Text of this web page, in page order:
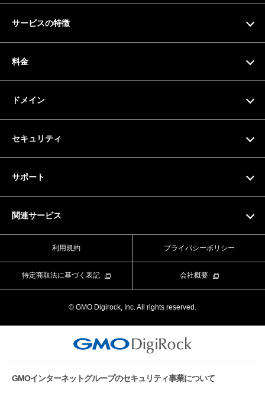
サービスの特徴
サーバー仕様
料金
ドメイン
セキュリティ
サポート
関連サービス
Value Domain
Value Server
CORESERVER media
利用規約 プライバシーポリシー
特定商取法に基づく表記 会社概要
© GMO Digirock, Inc. All rights reserved.
GMOインターネットグループのセキュリティ事業について